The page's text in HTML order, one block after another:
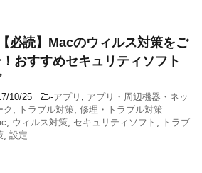
必読】Macのウィルス対策をご
おすすめセキュリティソフト
10/25 -アプリ , アプリ・周辺機器・ネッ
ク , トラブル対策, 修理・トラブル対策
, ウィルス対策, セキュリティソフト ,
トラブ
, 設定